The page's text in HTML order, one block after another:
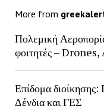
More from
Πολεμική
φοιτητές – Drones,
Επίδομα διοίκησης:
Δένδια και ΓΕΣ